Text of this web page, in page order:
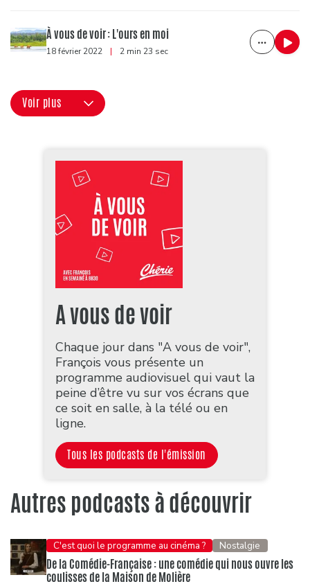
À vous de voir : L'ours en moi
18 février 2022 | 2 min 23 sec
Voir plus
A vous de voir
Chaque jour dans "A vous de voir",
François vous présente un
programme audiovisuel qui vaut la
peine d’être vu sur vos écrans que
ce soit en salle, à la télé ou en
ligne.
Tous les podcasts de l'émission
Autres podcasts à découvrir
C'est quoi le programme au cinéma ? Nostalgie
De la Comédie-Française : une comédie qui nous ouvre les
coulisses de la Maison de Molière